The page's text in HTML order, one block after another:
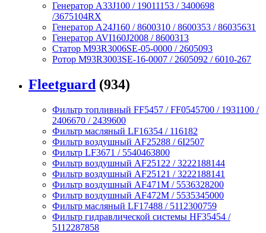
Генератор A33J100 / 19011153 / 3400698
/3675104RX
Генератор A24J160 / 8600310 / 8600353 / 86035631
Генератор AVI160J2008 / 8600313
Статор M93R3006SE-05-0000 / 2605093
Ротор M93R3003SE-16-0007 / 2605092 / 6010-267
Fleetguard (934)
Фильтр топливный FF5457 / FF0545700 / 1931100 /
2406670 / 2439600
Фильтр масляный LF16354 / 116182
Фильтр воздушный AF25288 / 6I2507
Фильтр LF3671 / 5540463800
Фильтр воздушный AF25122 / 3222188144
Фильтр воздушный AF25121 / 3222188141
Фильтр воздушный AF471M / 5536328200
Фильтр воздушный AF472M / 5535345000
Фильтр масляный LF17488 / 5112300759
Фильтр гидравлической системы HF35454 /
5112287858